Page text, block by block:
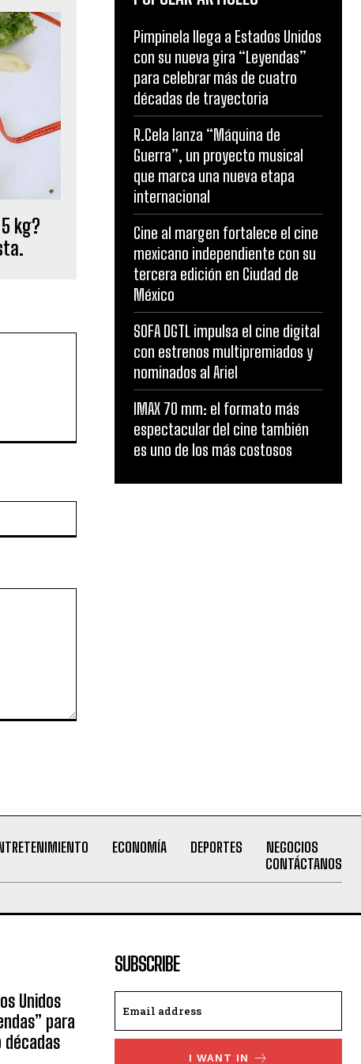
kg?
Pimpinela llega a Estados Unidos
con su nueva gira “Leyendas”
para celebrar más de cuatro
décadas de trayectoria
R.Cela lanza “Máquina de
Guerra”, un proyecto musical
que marca una nueva etapa
internacional
Cine al margen fortalece el cine
mexicano independiente con su
tercera edición en Ciudad de
México
SOFA DGTL impulsa el cine digital
con estrenos multipremiados y
nominados al Ariel
IMAX 70 mm: el formato más
espectacular del cine también
es uno de los más costosos
ECONOMÍA DEPORTES
NEGOCIOS
CONTÁCTANOS
Unidos
para
SUBSCRIBE
I WANT IN